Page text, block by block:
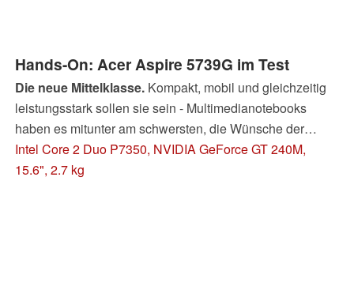
Hands-On: Acer Aspire 5739G im Test
Die neue Mittelklasse.Kompakt, mobil und gleichzeitig
leistungsstark sollen sie sein - Multimedianotebooks
haben es mitunter am schwersten, die Wünsche der
Kunden zu befriedigen. Eine wichtige Rolle spielt
natürlich auch der Preis, sollen sich doch so viele
Intel Core 2 Duo P7350, NVIDIA GeForce GT 240M,
15.6", 2.7 kg